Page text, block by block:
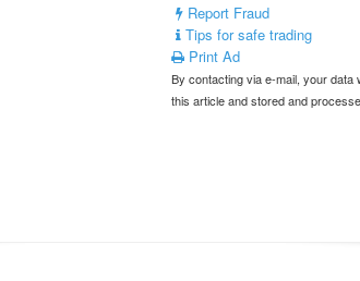
Report Fraud
Tips for safe trading
Print Ad
By contacting via e-mail, your
this article and stored and